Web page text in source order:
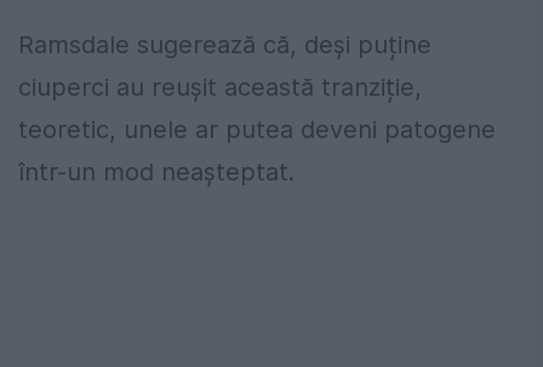
Ramsdale sugerează că, deși puține
ciuperci au reușit această tranziție,
teoretic, unele ar putea deveni patogene
într-un mod neașteptat.